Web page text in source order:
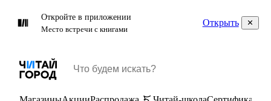
Откройте в приложении
Место встречи с книгами
Открыть